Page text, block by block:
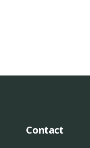
Contact